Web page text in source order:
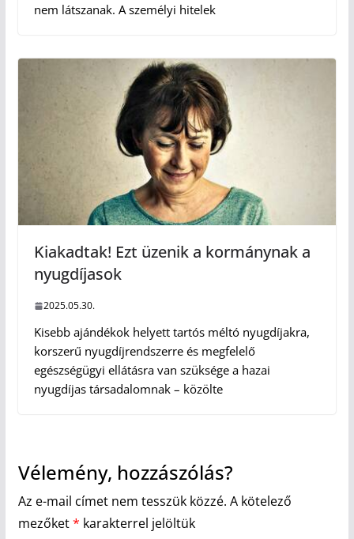
nem látszanak. A személyi hitelek
Kiakadtak! Ezt üzenik a kormánynak a
nyugdíjasok
2025.05.30.
Kisebb ajándékok helyett tartós méltó nyugdíjakra,
korszerű nyugdíjrendszerre és megfelelő
egészségügyi ellátásra van szüksége a hazai
nyugdíjas társadalomnak – közölte
Vélemény, hozzászólás?
Az e-mail címet nem tesszük közzé. A kötelező
mezőket* karakterrel jelöltük